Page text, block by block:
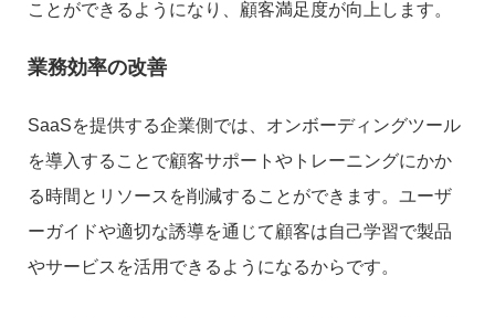
ことができるようになり、顧客満足度が向上します。
業務効率の改善
SaaSを提供する企業側では、オンボーディングツール
を導入することで顧客サポートやトレーニングにかか
る時間とリソースを削減することができます。ユーザ
ーガイドや適切な誘導を通じて顧客は自己学習で製品
やサービスを活用できるようになるからです。